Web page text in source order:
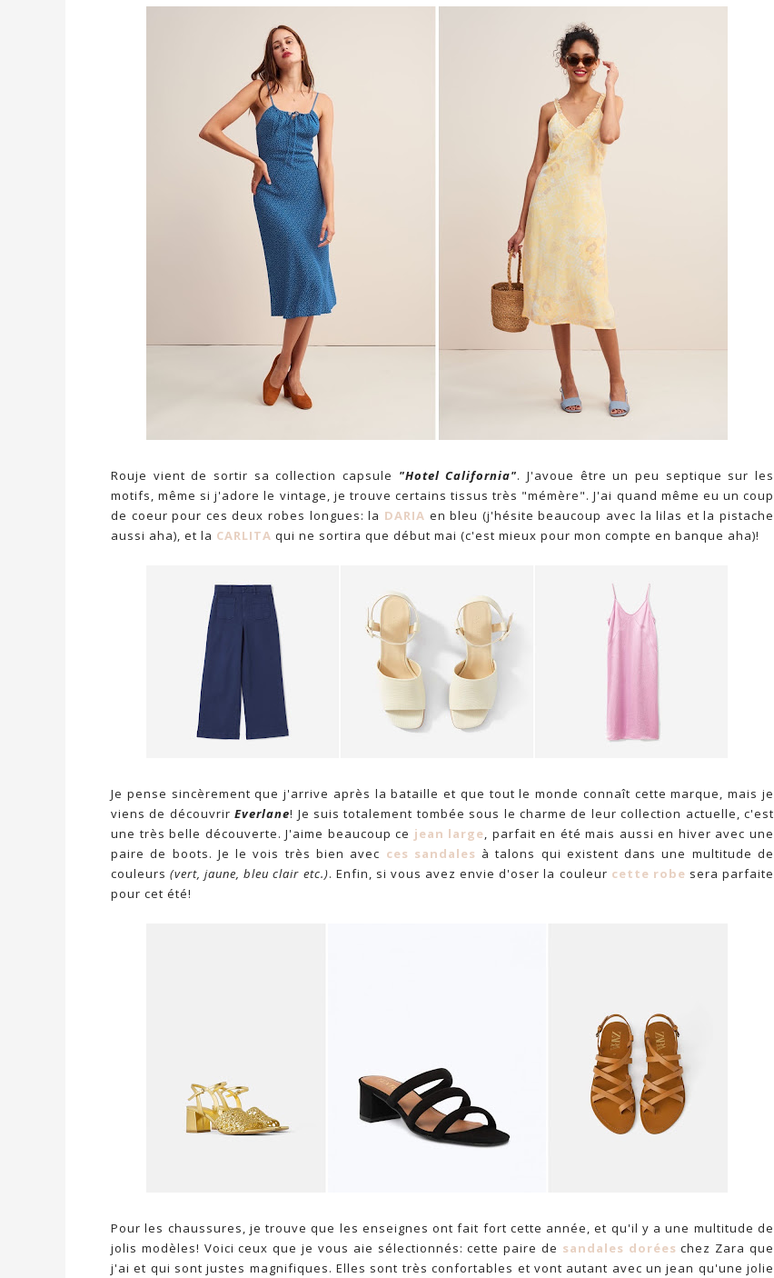
Rouje vient de sortir sa collection capsule "Hotel California". J'avoue être un peu septique sur les
motifs, même si j'adore le vintage, je trouve certains tissus très "mémère". J'ai quand même eu un coup
de coeur pour ces deux robes longues: la DARIA en bleu (j'hésite beaucoup avec la lilas et la pistache
aussi aha), et la CARLITA qui ne sortira que début mai (c'est mieux pour mon compte en banque aha)!
Je pense sincèrement que j'arrive après la bataille et que tout le monde connaît cette marque, mais je
viens de découvrirEverlane! Je suis totalement tombée sous le charme de leur collection actuelle, c'est
une très belle découverte. J'aime beaucoup ce jean large, parfait en été mais aussi en hiver avec une
paire de boots. Je le vois très bien avec ces sandales à talons qui existent dans une multitude de
couleurs(vert, jaune, bleu clair etc.). Enfin, si vous avez envie d'oser la couleur cette robe sera parfaite
pour cet été!
Pour les chaussures, je trouve que les enseignes ont fait fort cette année, et qu'il y a une multitude de
jolis modèles! Voici ceux que je vous aie sélectionnés: cette paire de sandales dorées chez Zara que
j'ai et qui sont justes magnifiques. Elles sont très confortables et vont autant avec un jean qu'une jolie